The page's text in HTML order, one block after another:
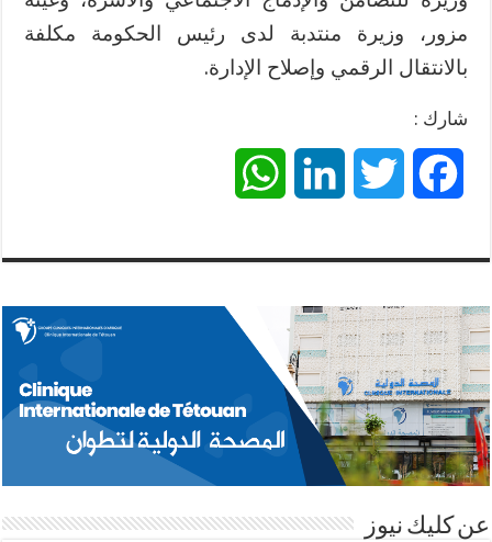
مزور، وزيرة منتدبة لدى رئيس الحكومة مكلفة
بالانتقال الرقمي وإصلاح الإدارة.
شارك :
e
b
o
o
k
t
t
e
r
k
e
d
n
t
A
p عن كليك نيوز